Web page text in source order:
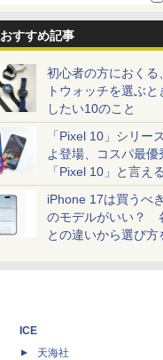
おすすめ記事
初心者の方におくる
トウォッチを選ぶ
したい10のこと
「Pixel 10」シリー
よ登場、コスパ最優
「Pixel 10」と言え
iPhone 17は買うべ
のモデルがいい？
との違いから選び方
ICE
天海社